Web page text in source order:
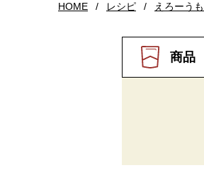
HOME / レシピ / えろーう
商品